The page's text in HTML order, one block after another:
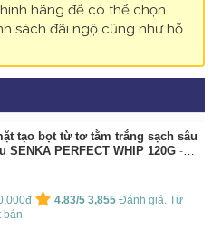
hãng để có thể chọn
sách đãi ngộ cũng như hỗ
tạo bọt từ tơ tằm trắng sạch sâu
SENKA PERFECT WHIP 120G
4.83/5 3,855 Đánh giá. Từ
bán